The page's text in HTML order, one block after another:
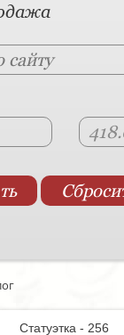
Статуэтка - 256